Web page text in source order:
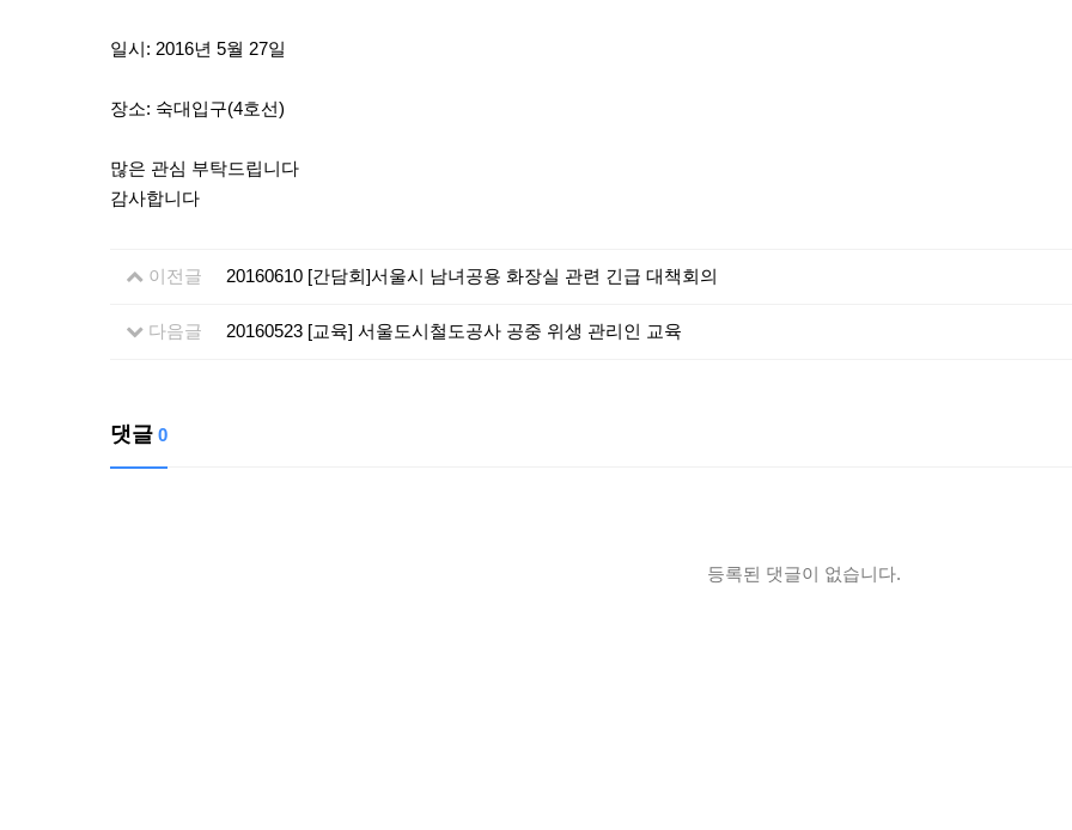
일시: 2016년 5월 27일
장소: 숙대입구(4호선)
많은 관심 부탁드립니다
감사합니다
이전글 20160610 [간담회]서울시 남녀공용 화장실 관련 긴급 대책회의
다음글 20160523 [교육] 서울도시철도공사 공중 위생 관리인 교육
댓글 0
등록된 댓글이 없습니다.